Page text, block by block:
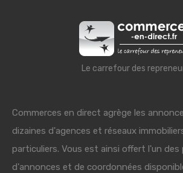
Le carrefour des
Commerces en direct agrège les
dizaines d'agences et réseaux
particuliers. Vous est ainsi offert l'un
d'annonces et de coordonnées